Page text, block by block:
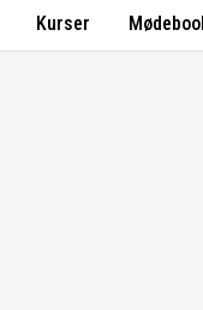
Kurser